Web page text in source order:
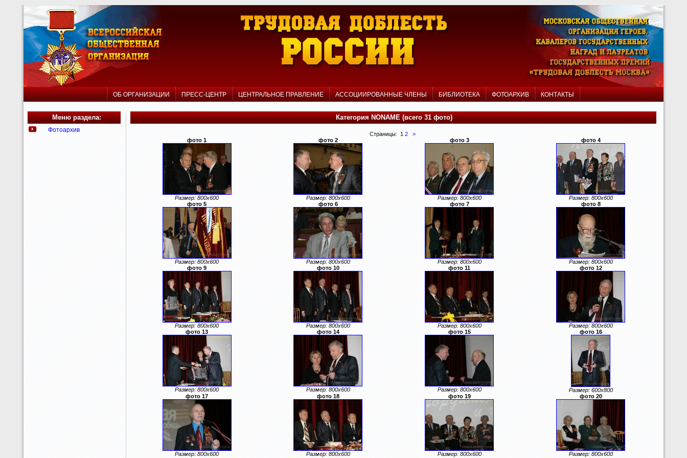
ОБ ОРГАНИЗАЦИИ ПРЕСС-ЦЕНТР ЦЕНТРАЛЬНОЕ ПРАВЛЕНИЕ АССОЦИИРОВАННЫЕ ЧЛЕНЫ БИБЛИОТЕКА ФОТОАРХИВ КОНТАКТЫ
Меню раздела:
Фотоархив
Категория NONAME (всего 31 фото)
Страницы: 1 2
>
фото 1
Размер: 800x600
фото 2
Размер: 800x600
фото 3
Размер: 800x600
фото 4
Размер: 800x600
фото 5
Размер: 800x600
фото 6
Размер: 800x600
фото 7
Размер: 800x600
фото 8
Размер: 800x600
фото 9
Размер: 800x600
фото 10
Размер: 800x600
фото 11
Размер: 800x600
фото 12
Размер: 800x600
фото 13
Размер: 800x600
фото 14
Размер: 800x600
фото 15
Размер: 800x600
фото 16
Размер: 600x800
фото 17
Размер: 800x600
фото 18
Размер: 800x600
фото 19
Размер: 800x600
фото 20
Размер: 800x600